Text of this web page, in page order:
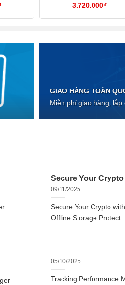
3.720.000₫
GIAO HÀNG TOÀN
Miễn phí giao hàng, lắp
Secure Your
09/11/2025
Secure Your Crypto
Offline Storage
05/10/2025
Tracking Performance